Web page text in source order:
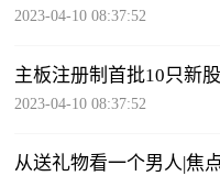
2023-04-10 08:37:52
主板注册制首批10只新
2023-04-10 08:37:52
从送礼物看一个男人|焦